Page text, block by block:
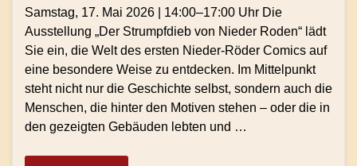
Samstag, 17. Mai 2026 | 14:00–17:00 Uhr Die
Ausstellung „Der Strumpfdieb von Nieder Roden“ lädt
Sie ein, die Welt des ersten Nieder-Röder Comics auf
eine besondere Weise zu entdecken. Im Mittelpunkt
steht nicht nur die Geschichte selbst, sondern auch die
Menschen, die hinter den Motiven stehen – oder die in
den gezeigten Gebäuden lebten und …